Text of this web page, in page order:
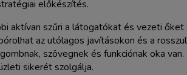
előkészítés.
aktívan szűri a látogatókat és vezeti őket
az utólagos javításokon és a
szövegnek és funkciónak oka
sikerét szolgálja.